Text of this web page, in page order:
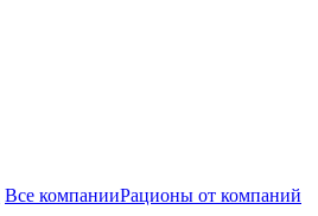
Все компанииРационы от компаний